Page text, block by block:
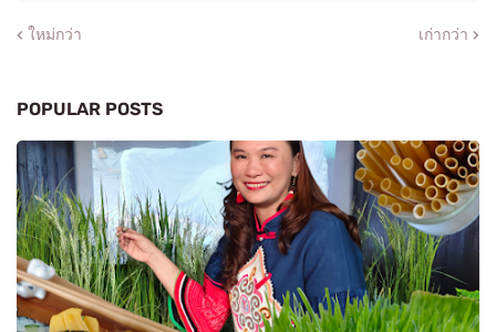
ใหม่กว่า เก่ากว่า
POPULAR POSTS